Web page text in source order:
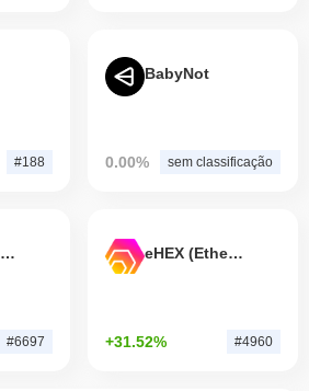
#188
BabyNot
0.00% sem classificação
Pulsechain Bridged HEX (Pulsechain)
#6697
eHEX (Ethereum)
+31.52% #4960